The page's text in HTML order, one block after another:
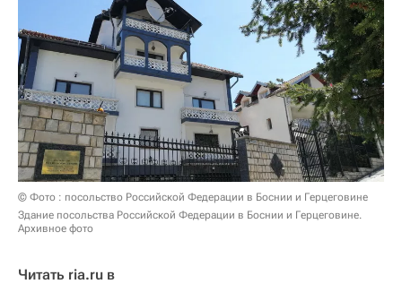
© Фото : посольство Российской Федерации в Боснии и Герцеговине
Здание посольства Российской Федерации в Боснии и Герцеговине.
Архивное фото
Читать ria.ru в